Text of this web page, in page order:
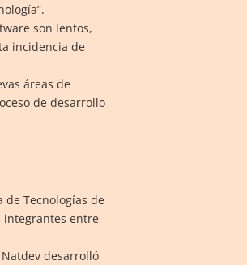
son lentos,
incidencia de
áreas de
de desarrollo
Tecnologías de
integrantes entre
desarrolló